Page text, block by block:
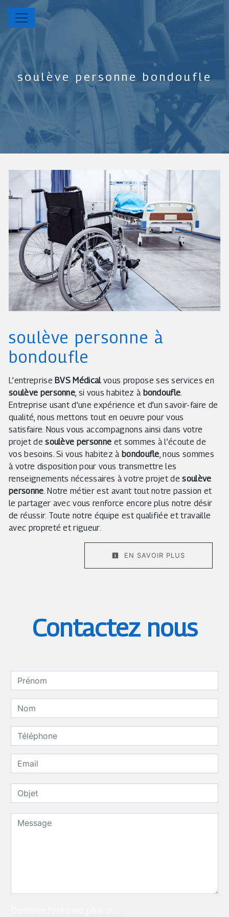
Panneau de gestion des cookies
soulève personne bondoufle
soulève personne à
bondoufle
L’entrepriseBVS Médicalvous propose ses services en
soulève personne, si vous habitez à bondoufle.
Entreprise usant d’une expérience et d’un savoir-faire de
qualité, nous mettons tout en oeuvre pour vous
satisfaire. Nous vous accompagnons ainsi dans votre
projet desoulève personne et sommes à l’écoute de
vos besoins. Si vous habitez à bondoufle, nous sommes
à votre disposition pour vous transmettre les
renseignements nécessaires à votre projet desoulève
personne. Notre métier est avant tout notre passion et
le partager avec vous renforce encore plus notre désir
de réussir. Toute notre équipe est qualifiée et travaille
avec propreté et rigueur.
EN SAVOIR PLUS
Contactez nous